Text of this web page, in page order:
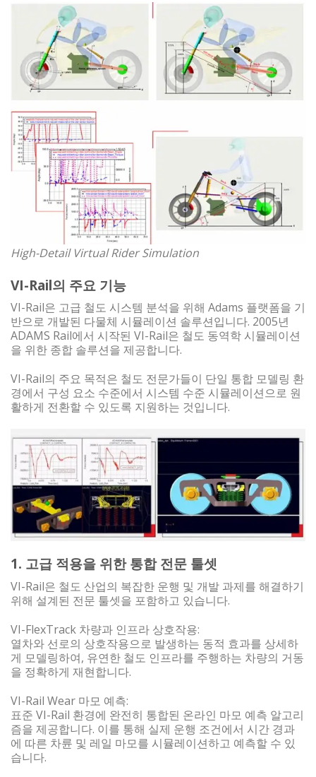
High-Detail Virtual Rider Simulation
VI-Rail의 주요 기능
VI-Rail은 고급 철도 시스템 분석을 위해 Adams 플랫폼을 기
반으로 개발된 다물체 시뮬레이션 솔루션입니다. 2005년
ADAMS Rail에서 시작된 VI-Rail은 철도 동역학 시뮬레이션
을 위한 종합 솔루션을 제공합니다.
VI-Rail의 주요 목적은 철도 전문가들이 단일 통합 모델링 환
경에서 구성 요소 수준에서 시스템 수준 시뮬레이션으로 원
활하게 전환할 수 있도록 지원하는 것입니다.
1. 고급 적용을 위한 통합 전문 툴셋
VI-Rail은 철도 산업의 복잡한 운행 및 개발 과제를 해결하기
위해 설계된 전문 툴셋을 포함하고 있습니다.
VI-FlexTrack 차량과 인프라 상호작용:
열차와 선로의 상호작용으로 발생하는 동적 효과를 상세하
게 모델링하여, 유연한 철도 인프라를 주행하는 차량의 거동
을 정확하게 재현합니다.
VI-Rail Wear 마모 예측:
표준 VI-Rail 환경에 완전히 통합된 온라인 마모 예측 알고리
즘을 제공합니다. 이를 통해 실제 운행 조건에서 시간 경과
에 따른 차륜 및 레일 마모를 시뮬레이션하고 예측할 수 있
습니다.